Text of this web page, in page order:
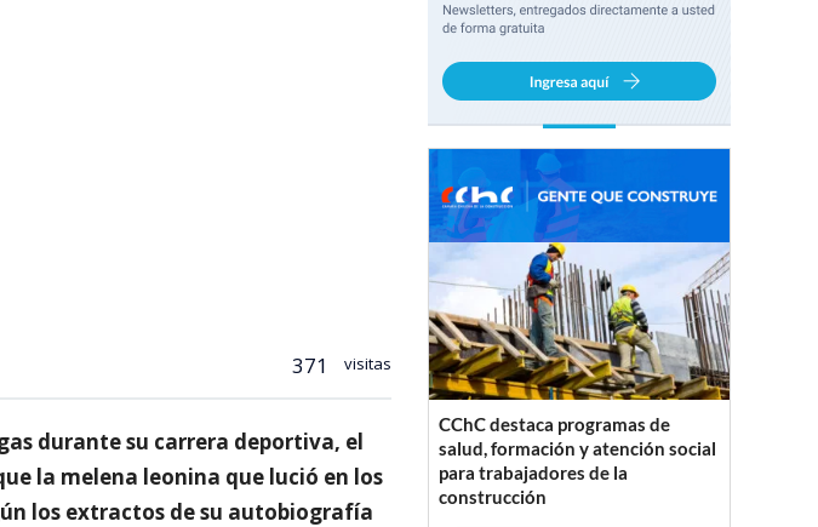
371 visitas
durante su carrera deportiva, el
la melena leonina que lució en los
los extractos de su autobiografía
CChC destaca programas de
salud, formación y atención social
para trabajadores de la
construcción